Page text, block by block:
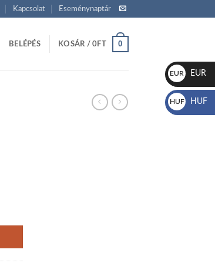
Kapcsolat Eseménynaptár
BELÉPÉS KOSÁR /0FT 0
EUR
€
EUR
HUF
Ft
HUF